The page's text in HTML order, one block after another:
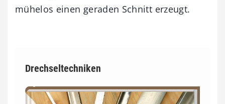
mühelos einen geraden Schnitt erzeugt.
Drechseltechniken